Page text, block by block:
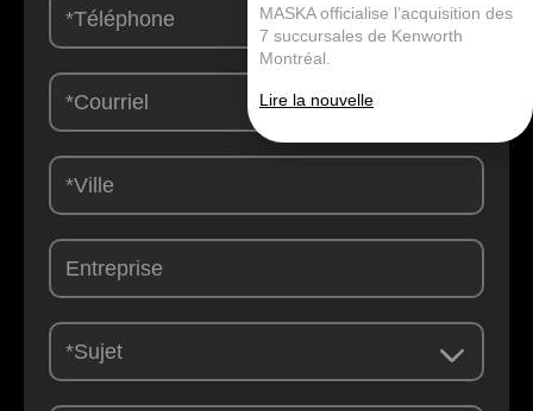
MASKA officialise l’acquisition des
7 succursales de Kenworth
Montréal.
Lire la nouvelle